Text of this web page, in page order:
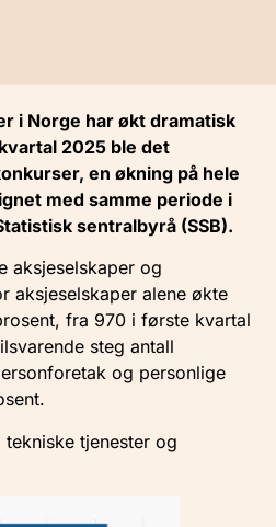
i Norge har økt dramatisk
2025 ble det
en økning på hele
med samme periode i
sentralbyrå (SSB).
aksjeselskaper og
aksjeselskaper alene økte
fra 970 i første kvartal
steg antall
og personlige
tjenester og